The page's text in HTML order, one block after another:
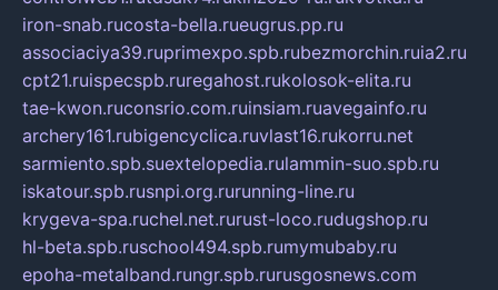
iron-snab.rucosta-bella.rueugrus.pp.ru
associaciya39.ruprimexpo.spb.rubezmorchin.ruia2.ru
cpt21.ruispecspb.ruregahost.rukolosok-elita.ru
tae-kwon.ruconsrio.com.ruinsiam.ruavegainfo.ru
archery161.rubigencyclica.ruvlast16.rukorru.net
sarmiento.spb.suextelopedia.rulammin-suo.spb.ru
iskatour.spb.rusnpi.org.rurunning-line.ru
krygeva-spa.ruchel.net.rurust-loco.rudugshop.ru
hl-beta.spb.ruschool494.spb.rumymubaby.ru
epoha-metalband.rungr.spb.rurusgosnews.com